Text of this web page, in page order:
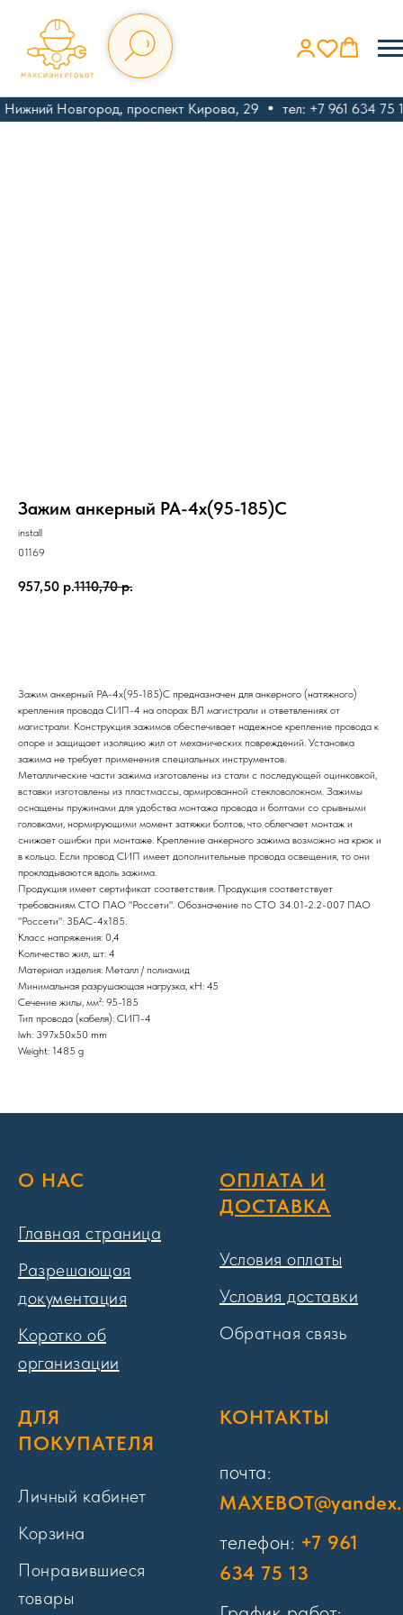
Нижний Новгород, проспект Кирова, 29 тел: +7 961 634 75
Зажим анкерный PA-4x(95-185)C
install
01169
957,50 р.1110,70 р.
Зажим анкерный PA-4х(95-185)С предназначен для анкерного (натяжного)
крепления провода СИП-4 на опорах ВЛ магистрали и ответвлениях от
магистрали. Конструкция зажимов обеспечивает надежное крепление провода к
опоре и защищает изоляцию жил от механических повреждений. Установка
зажима не требует применения специальных инструментов.
Металлические части зажима изготовлены из стали с последующей оцинковкой,
вставки изготовлены из пластмассы, армированной стекловолокном. Зажимы
оснащены пружинами для удобства монтажа провода и болтами со срывными
головками, нормирующими момент затяжки болтов, что облегчает монтаж и
снижает ошибки при монтаже. Крепление анкерного зажима возможно на крюк и
в кольцо. Если провод СИП имеет дополнительные провода освещения, то они
прокладываются вдоль зажима.
Продукция имеет сертификат соответствия. Продукция соответствует
требованиям СТО ПАО "Россети". Обозначение по СТО 34.01-2.2-007 ПАО
"Россети": ЗБАС-4х185.
Класс напряжения: 0,4
Количество жил, шт: 4
Материал изделия: Металл / полиамид
Минимальная разрушающая нагрузка, кН: 45
Сечение жилы, мм²: 95-185
Тип провода (кабеля): СИП-4
lwh: 397x50x50 mm
Weight: 1485 g
О НАС
Главная страница
Разрешающая
документация
Коротко об
организации
ОПЛАТА И
ДОСТАВКА
Условия оплаты
Условия доставки
Обратная связь
ДЛЯ
ПОКУПАТЕЛЯ
Личный кабинет
Корзина
Понравившиеся
товары
КОНТАКТЫ
почта:
телефон: +7 961
634 75 13